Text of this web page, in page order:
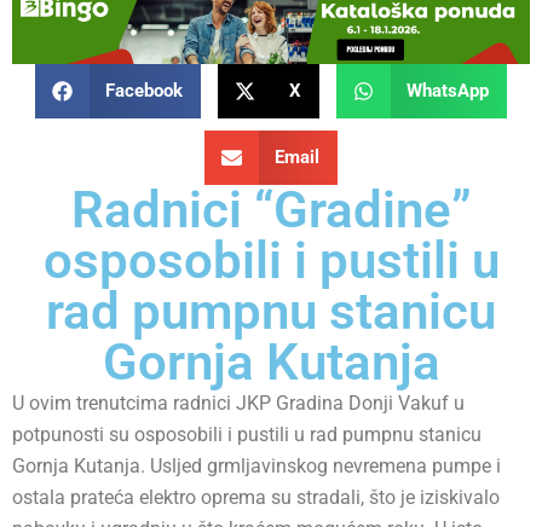
Facebook X WhatsApp
Email
Radnici “Gradine”
osposobili i pustili u
rad pumpnu stanicu
Gornja Kutanja
U ovim trenutcima radnici JKP Gradina Donji Vakuf u
potpunosti su osposobili i pustili u rad pumpnu stanicu
Gornja Kutanja. Usljed grmljavinskog nevremena pumpe i
ostala prateća elektro oprema su stradali, što je iziskivalo